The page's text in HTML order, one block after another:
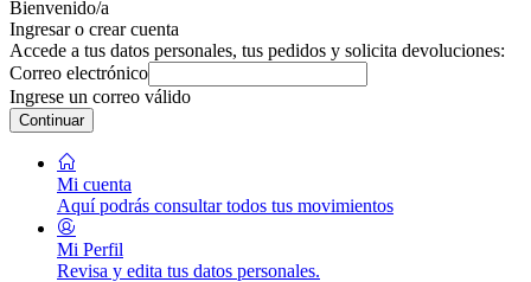
Bienvenido/a
Ingresar o crear cuenta
Accede a tus datos personales, tus pedidos y solicita devoluciones:
Correo electrónico
Ingrese un correo válido
Continuar
Mi cuenta
Aquí podrás consultar todos tus movimientos
Mi Perfil
Revisa y edita tus datos personales.